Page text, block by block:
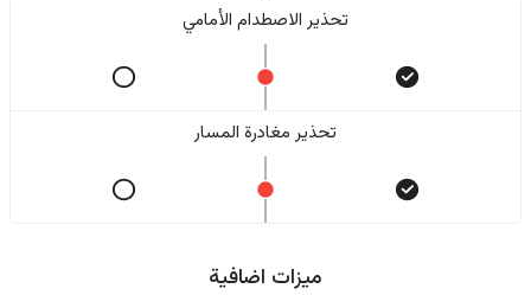
تحذير الاصطدام الأمامي
تحذير مغادرة المسار
ميزات اضافية